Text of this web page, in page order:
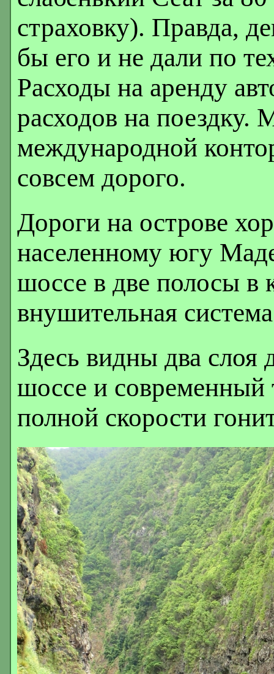
страховку). Правда,
бы его и не дали по
Расходы на аренду
расходов на поездку.
международной
совсем дорого.
Дороги на острове
населенному югу
шоссе в две полосы в
внушительная
Здесь видны два слоя
шоссе и современный
полной скорости